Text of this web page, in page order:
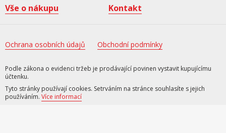
Vše o nákupu
Kontakt
Ochrana osobních údajů Obchodní podmínky
Podle zákona o evidenci tržeb je prodávající povinen vystavit kupujícímu
účtenku.
Tyto stránky používají cookies. Setrváním na stránce souhlasíte s jejich
používáním. Více informací